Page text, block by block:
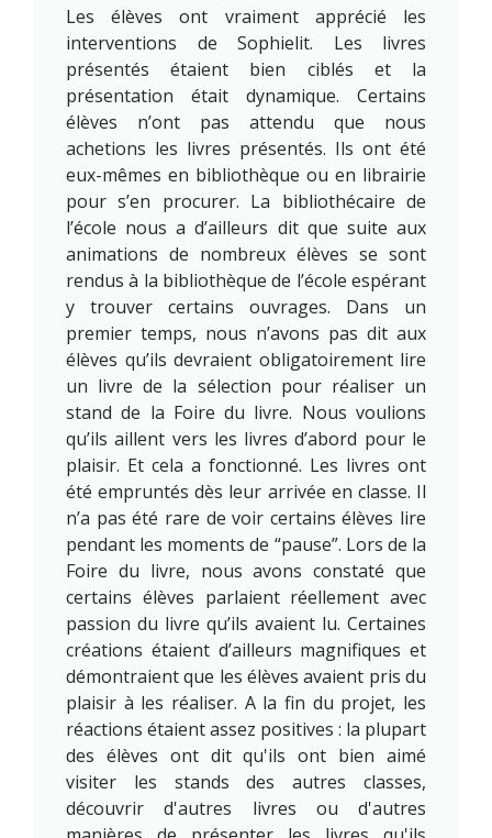
Les élèves ont vraiment apprécié les
interventions de Sophielit. Les livres
présentés étaient bien ciblés et la
présentation était dynamique. Certains
élèves n’ont pas attendu que nous
achetions les livres présentés. Ils ont été
eux-mêmes en bibliothèque ou en librairie
pour s’en procurer. La bibliothécaire de
l’école nous a d’ailleurs dit que suite aux
animations de nombreux élèves se sont
rendus à la bibliothèque de l’école espérant
y trouver certains ouvrages. Dans un
premier temps, nous n’avons pas dit aux
élèves qu’ils devraient obligatoirement lire
un livre de la sélection pour réaliser un
stand de la Foire du livre. Nous voulions
qu’ils aillent vers les livres d’abord pour le
plaisir. Et cela a fonctionné. Les livres ont
été empruntés dès leur arrivée en classe. Il
n’a pas été rare de voir certains élèves lire
pendant les moments de “pause”. Lors de la
Foire du livre, nous avons constaté que
certains élèves parlaient réellement avec
passion du livre qu’ils avaient lu. Certaines
créations étaient d’ailleurs magnifiques et
démontraient que les élèves avaient pris du
plaisir à les réaliser. A la fin du projet, les
réactions étaient assez positives : la plupart
des élèves ont dit qu'ils ont bien aimé
visiter les stands des autres classes,
découvrir d'autres livres ou d'autres